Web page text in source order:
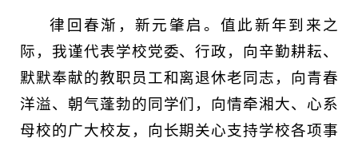
律回春渐，新元肇启。值此新年到来之
际，我谨代表学校党委、行政，向辛勤耕耘、
默默奉献的教职员工和离退休老同志，向青春
洋溢、朝气蓬勃的同学们，向情牵湘大、心系
母校的广大校友，向长期关心支持学校各项事